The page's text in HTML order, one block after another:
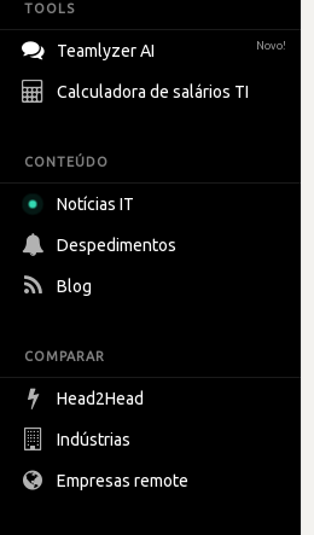
TOOLS
Teamlyzer AI Novo!
Calculadora de salários TI
CONTEÚDO
Notícias IT
Despedimentos
Blog
COMPARAR
Head2Head
Indústrias
Empresas remote